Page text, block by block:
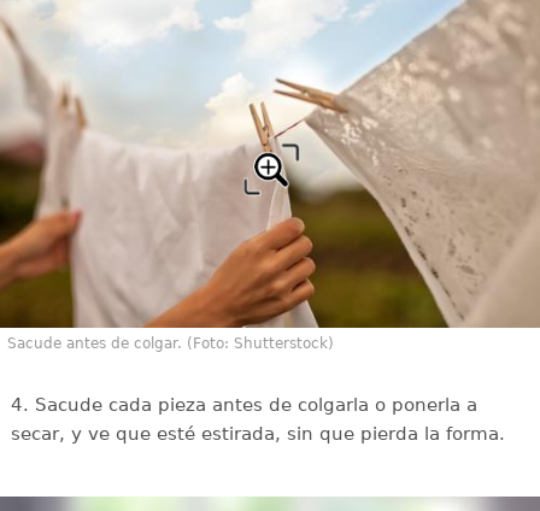
Sacude antes de colgar. (Foto: Shutterstock)
4. Sacude cada pieza antes de colgarla o ponerla a
secar, y ve que esté estirada, sin que pierda la forma.